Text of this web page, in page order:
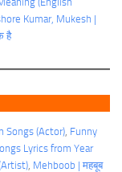
Kumar, Mukesh |
है
Songs (Actor) Funny
Lyrics from Year
Mehboob | महबूब